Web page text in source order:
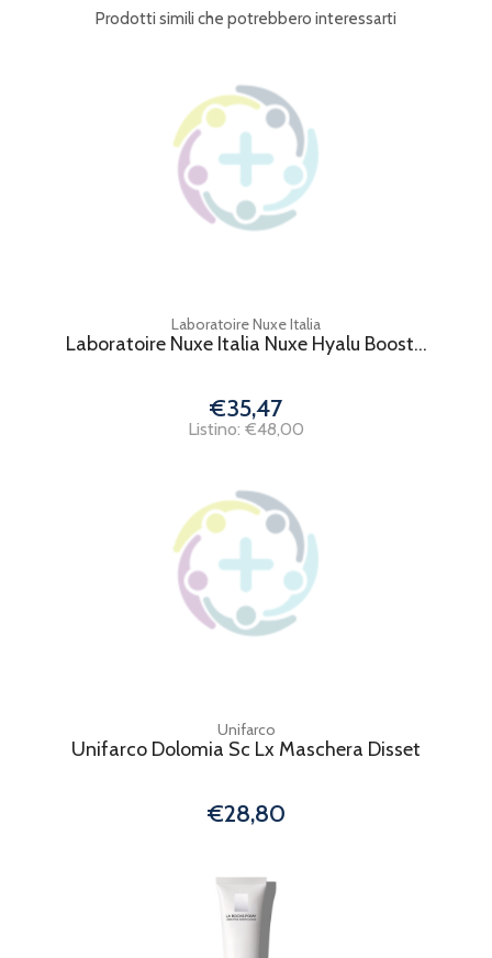
Prodotti simili che potrebbero interessarti
Laboratoire Nuxe Italia
Laboratoire Nuxe Italia Nuxe Hyalu Boost...
€35,47
Listino: €48,00
Unifarco
Unifarco Dolomia Sc Lx Maschera Disset
€28,80